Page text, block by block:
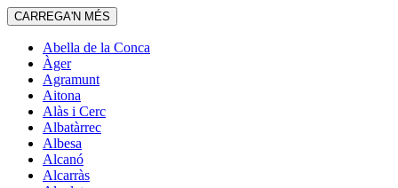
CARREGA'N MÉS
Abella de la Conca
Àger
Agramunt
Aitona
Alàs i Cerc
Albatàrrec
Albesa
Alcanó
Alcarràs